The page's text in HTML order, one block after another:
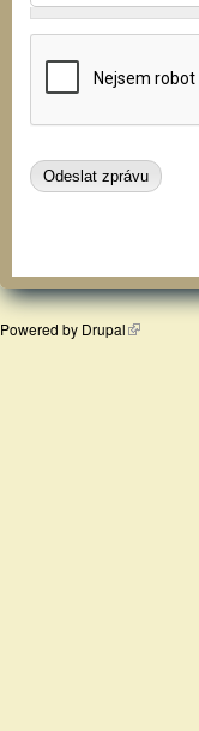
Powered by Drupal